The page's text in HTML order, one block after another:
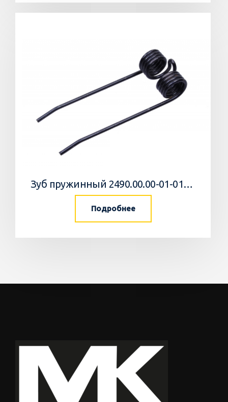
Зуб пружинный 2490.00.00-01-01-06
Подробнее